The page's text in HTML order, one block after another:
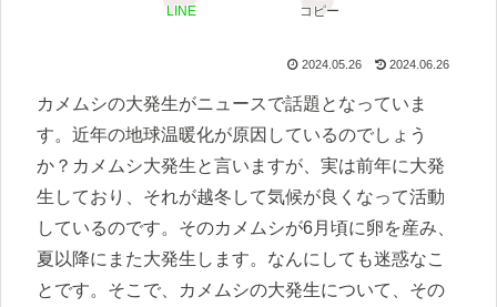
LINE コピー
2024.05.26 2024.06.26
カメムシの大発生がニュースで話題となっていま
す。近年の地球温暖化が原因しているのでしょう
か？カメムシ大発生と言いますが、実は前年に大発
生しており、それが越冬して気候が良くなって活動
しているのです。そのカメムシが6月頃に卵を産み、
夏以降にまた大発生します。なんにしても迷惑なこ
とです。そこで、カメムシの大発生について、その